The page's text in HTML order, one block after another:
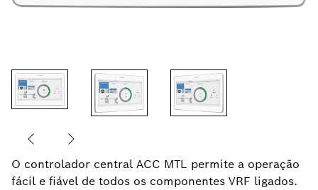
O controlador central ACC MTL permite a operação
fácil e fiável de todos os componentes VRF ligados.